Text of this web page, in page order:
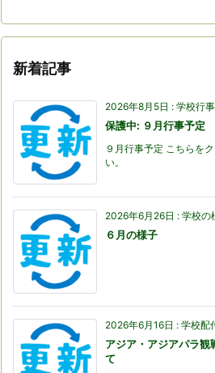
新着記事
2026年8月5日 : 学校行
保護中: ９月行事予定
９月行事予定 こちらを
い。
2026年6月26日 : 学校の
６月の様子
2026年6月16日 : 学校配
アジア・アジアパラ
て